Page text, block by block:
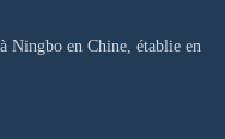
en Chine, établie en